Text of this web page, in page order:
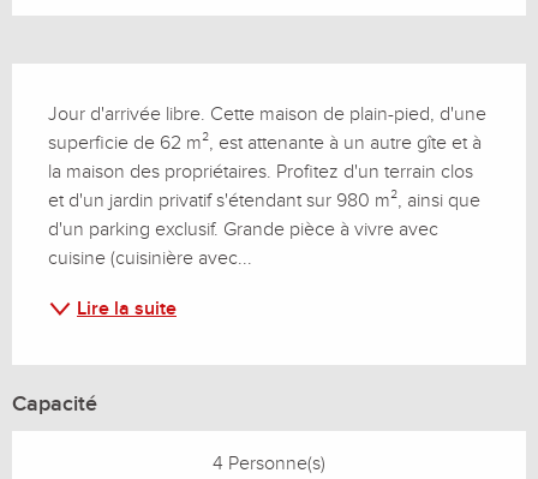
Jour d'arrivée libre. Cette maison de plain-pied, d'une
superficie de 62 m², est attenante à un autre gîte et à
la maison des propriétaires. Profitez d'un terrain clos
et d'un jardin privatif s'étendant sur 980 m², ainsi que
d'un parking exclusif. Grande pièce à vivre avec
cuisine (cuisinière avec...
Lire la suite
Capacité
4 Personne(s)